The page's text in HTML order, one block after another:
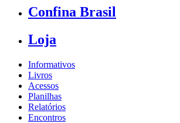
Confina Brasil
Loja
Informativos
Livros
Acessos
Planilhas
Relatórios
Encontros